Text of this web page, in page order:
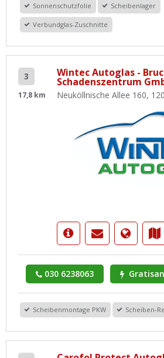
Sonnenschutzfolie Scheibenlager
Verbundglas-Zuschnitte
3
17,8 km
Wintec Autoglas -
Schadenszentrum
Neuköllnische Allee 160,
030 6238063
Scheibenmontage PKW Scheiben-